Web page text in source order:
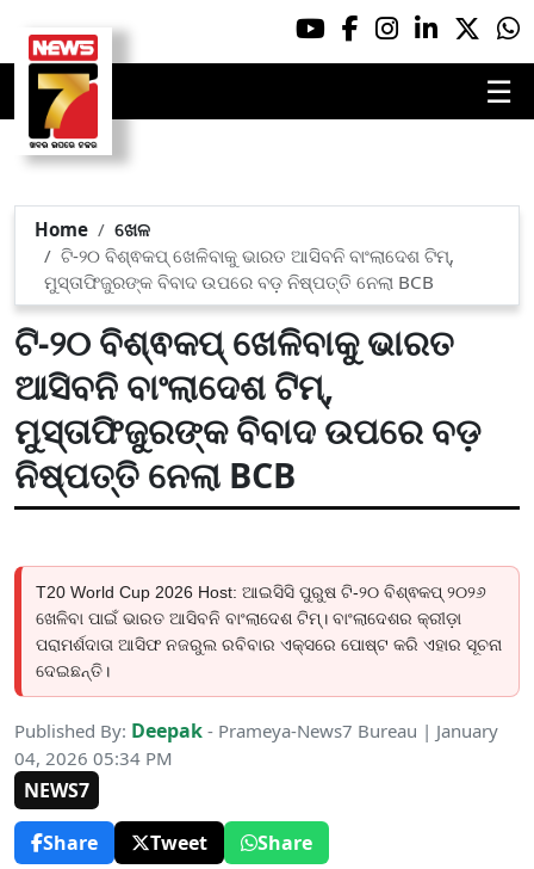
☰
Home
ଖେଳ
ଟି-୨୦ ବିଶ୍ଵକପ୍ ଖେଳିବାକୁ ଭାରତ ଆସିବନି ବାଂଲାଦେଶ ଟିମ୍,
ମୁସ୍ତାଫିଜୁରଙ୍କ ବିବାଦ ଉପରେ ବଡ଼ ନିଷ୍ପତ୍ତି ନେଲା BCB
ଟି-୨୦ ବିଶ୍ଵକପ୍ ଖେଳିବାକୁ ଭାରତ
ଆସିବନି ବାଂଲାଦେଶ ଟିମ୍,
ମୁସ୍ତାଫିଜୁରଙ୍କ ବିବାଦ ଉପରେ ବଡ଼
ନିଷ୍ପତ୍ତି ନେଲା BCB
T20 World Cup 2026 Host: ଆଇସିସି ପୁରୁଷ ଟି-୨୦ ବିଶ୍ଵକପ୍ ୨୦୨୬
ଖେଳିବା ପାଇଁ ଭାରତ ଆସିବନି ବାଂଲାଦେଶ ଟିମ୍। ବାଂଲାଦେଶର କ୍ରୀଡ଼ା
ପରାମର୍ଶଦାତା ଆସିଫ ନଜରୁଲ ରବିବାର ଏକ୍ସରେ ପୋଷ୍ଟ କରି ଏହାର ସୂଚନା
ଦେଇଛନ୍ତି।
Published By: Deepak - Prameya-News7 Bureau | January
04, 2026 05:34 PM
NEWS7
Share
Tweet Share